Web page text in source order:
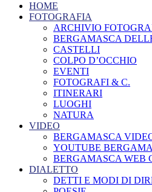
HOME
FOTOGRAFIA
ARCHIVIO
BERGAMASCA
CASTELLI
COLPO D’OCCHIO
EVENTI
FOTOGRAFI & C.
ITINERARI
LUOGHI
NATURA
VIDEO
BERGAMASCA
YOUTUBE
BERGAMASCA WEB
DIALETTO
DETTI E MODI DI